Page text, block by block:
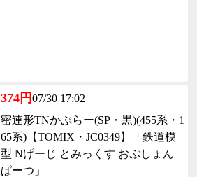
374円07/30 17:02
密連形TNかぷらー(SP・黒)(455系・1
65系)【TOMIX・JC0349】「鉄道模
型 Nげーじ とみっくす おぷしょん
ぱーつ」